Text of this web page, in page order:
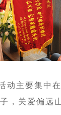
动主要集中
，关爱偏远